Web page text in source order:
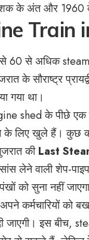
के अंत और 1960
Train
60 से अधिक
के सौराष्ट्र
गया था।
shed के पीछे एक
लिए खुले हैं। कुछ
कीLast
लेने वाली शेप-
को सुना नहीं
कर्मचारियों
दी जाएगी। इस